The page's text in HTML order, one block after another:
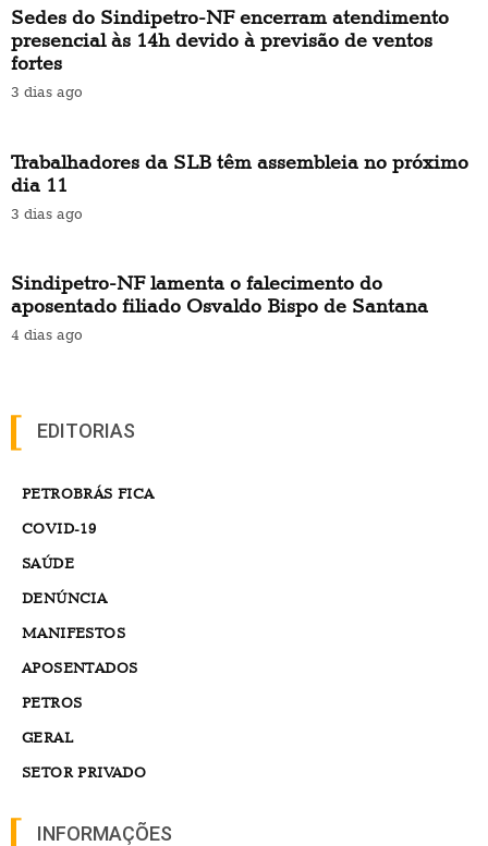
Sedes do Sindipetro-NF encerram atendimento
presencial às 14h devido à previsão de ventos
fortes
3 dias ago
Trabalhadores da SLB têm assembleia no próximo
dia 11
3 dias ago
Sindipetro-NF lamenta o falecimento do
aposentado filiado Osvaldo Bispo de Santana
4 dias ago
EDITORIAS
PETROBRÁS FICA
COVID-19
SAÚDE
DENÚNCIA
MANIFESTOS
APOSENTADOS
PETROS
GERAL
SETOR PRIVADO
INFORMAÇÕES